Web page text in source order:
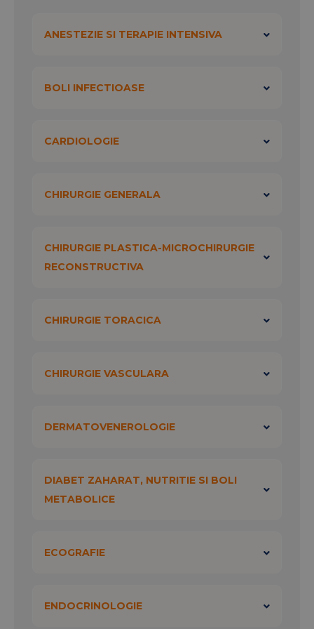
Tratamentul "ciocurilor la calcaie" cu
ANESTEZIE SI TERAPIE INTENSIVA
BOLI INFECTIOASE
CARDIOLOGIE
CHIRURGIE GENERALA
CHIRURGIE PLASTICA-MICROCHIRURGIE
RECONSTRUCTIVA
CHIRURGIE TORACICA
CHIRURGIE VASCULARA
DERMATOVENEROLOGIE
DIABET ZAHARAT, NUTRITIE SI BOLI
METABOLICE
ECOGRAFIE
ENDOCRINOLOGIE